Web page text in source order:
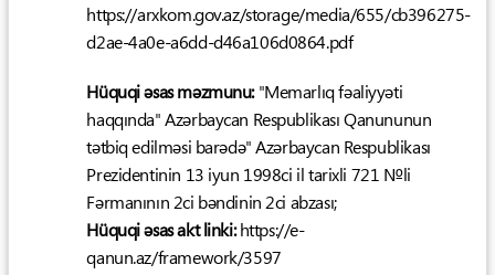
https://arxkom.gov.az/storage/media/655/cb396275-
d2ae-4a0e-a6dd-d46a106d0864.pdf
Hüquqi əsas məzmunu:"Memarlıq fəaliyyəti
haqqında" Azərbaycan Respublikası Qanununun
tətbiq edilməsi barədə" Azərbaycan Respublikası
Prezidentinin 13 iyun 1998ci il tarixli 721 №li
Fərmanının 2ci bəndinin 2ci abzası;
Hüquqi əsas akt linki:https://e-
qanun.az/framework/3597